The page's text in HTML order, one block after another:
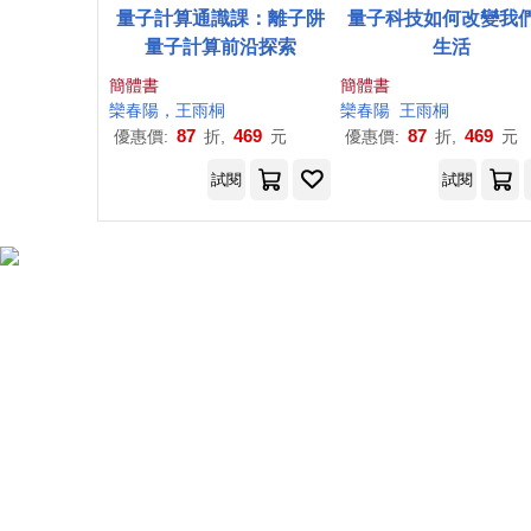
量子計算通識課：離子阱
量子計算前沿探索
簡體書
欒春陽 ，王雨桐
優惠價: 87 折, 469 元
量子科技如何改變我
生活
簡體書
欒春陽 王雨桐
優惠價: 87 折, 469 元
試閱 試閱